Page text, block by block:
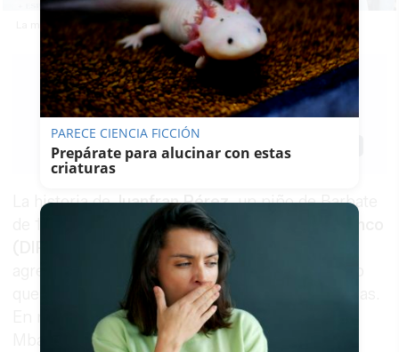
La manifestación frente a San Telmo por Juanfran.
PABLO FDEZ.
QUINTANILLA
14/05/2026Actualizado: 14/05/2026 - 19:17
Facebook
X WhatsApp
Copy
La historia deJuanfran Pérez, un niño de Barbate
glioma difuso intrínseco de tronco
, uno de los cánceres pediátricos más
agresivos y con menos opciones de tratamiento
que existen, lleva meses removiendo conciencias.
En noviembre de 2025 consiguió que Kylian
Mbappé le dedicara un gol. Ahora, su lucha ha
PARECE CIENCIA FICCIÓN
Prepárate para alucinar con estas
criaturas